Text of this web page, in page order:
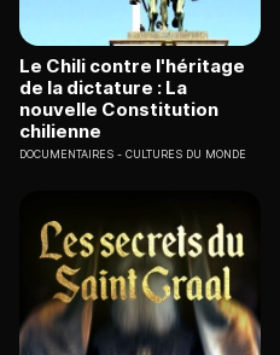
Le Chili contre l'héritage
de la dictature : La
nouvelle Constitution
chilienne
DOCUMENTAIRES CULTURES DU MONDE